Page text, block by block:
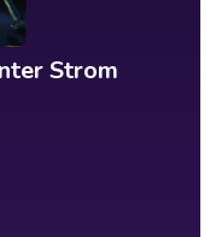
Strom